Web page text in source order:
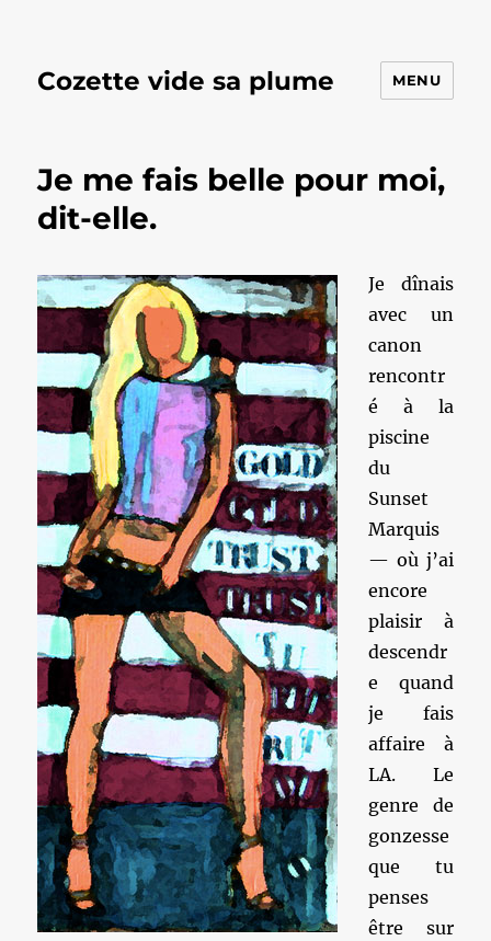
Cozette vide sa plume MENU
Je me fais belle pour moi,
dit-elle.
Je dînais
avec un
canon
rencontr
é à la
piscine
du
Sunset
Marquis
— où j’ai
encore
plaisir à
descendr
e quand
je fais
affaire à
LA. Le
genre de
gonzesse
que tu
penses
être sur